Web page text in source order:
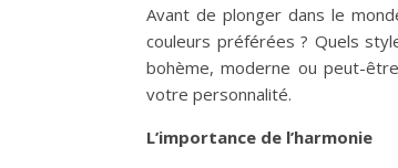
Avant de plonger dans le
couleurs préférées ? Quels
bohème, moderne ou peut-
votre personnalité.
L’importance de l’harmonie